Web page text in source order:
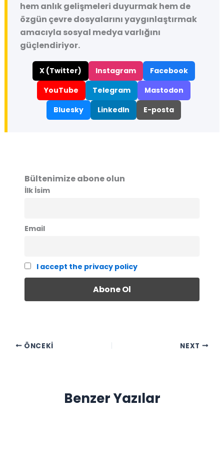
hem anlık gelişmeleri duyurmak hem de
özgün çevre dosyalarını yaygınlaştırmak
amacıyla sosyal medya varlığını
güçlendiriyor.
X (Twitter) Instagram
Facebook
YouTube
Telegram
Mastodon
Bluesky
LinkedIn E-posta
Bültenimize abone olun
İlk İsim
Email
I accept the privacy policy
ÖNCEKI NEXT
Benzer Yazılar